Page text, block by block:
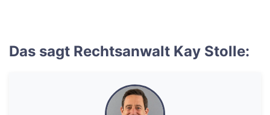
Das sagt Rechtsanwalt Kay Stolle: